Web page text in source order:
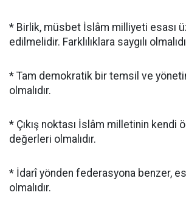
* Birlik, müsbet İslâm milliyeti esası
edilmelidir. Farklılıklara saygılı
* Tam demokratik bir temsil ve
olmalıdır.
* Çıkış noktası İslâm milletinin kendi
değerleri olmalıdır.
* İdarî yönden federasyona benzer,
olmalıdır.